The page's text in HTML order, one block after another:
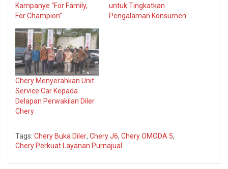
Kampanye “For Family,
For Champion”
untuk Tingkatkan
Pengalaman Konsumen
Chery Menyerahkan Unit
Service Car Kepada
Delapan Perwakilan Diler
Chery
Tags: Chery Buka Diler, Chery J6, Chery OMODA 5,
Chery Perkuat Layanan Purnajual